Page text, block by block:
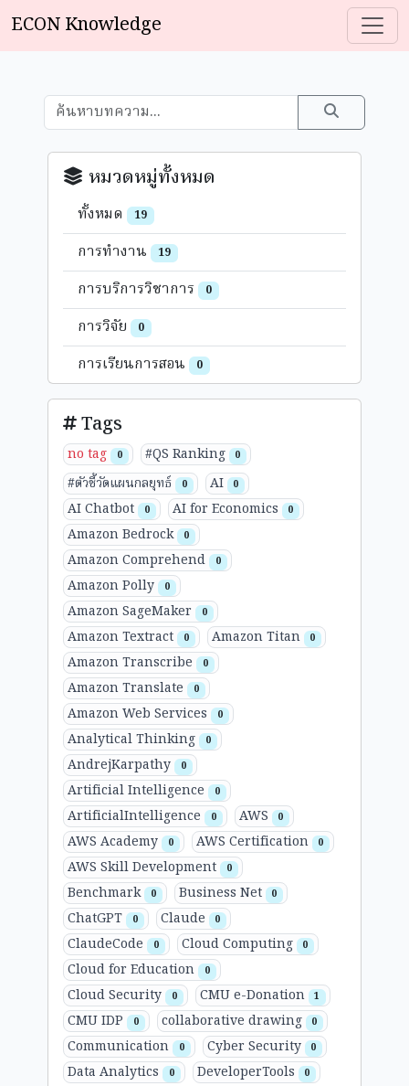
ECON Knowledge
หมวดหมู่ทั้งหมด
ทั้งหมด 19
การทำงาน 19
การบริการวิชาการ 0
การวิจัย 0
การเรียนการสอน 0
Tags
no tag 0 #QS Ranking 0
#ตัวชี้วัดแผนกลยุทธ์ 0 AI 0
AI Chatbot 0 AI for Economics 0
Amazon Bedrock 0
Amazon Comprehend 0
Amazon Polly 0
Amazon SageMaker 0
Amazon Textract 0 Amazon Titan 0
Amazon Transcribe 0
Amazon Translate 0
Amazon Web Services 0
Analytical Thinking 0
AndrejKarpathy 0
Artificial Intelligence 0
ArtificialIntelligence 0 AWS 0
AWS Academy 0 AWS Certification 0
AWS Skill Development 0
Benchmark 0 Business Net 0
ChatGPT 0 Claude 0
ClaudeCode 0 Cloud Computing 0
Cloud for Education 0
Cloud Security 0 CMU e-Donation 1
CMU IDP 0 collaborative drawing 0
Communication 0 Cyber Security 0
Data Analytics 0 DeveloperTools 0